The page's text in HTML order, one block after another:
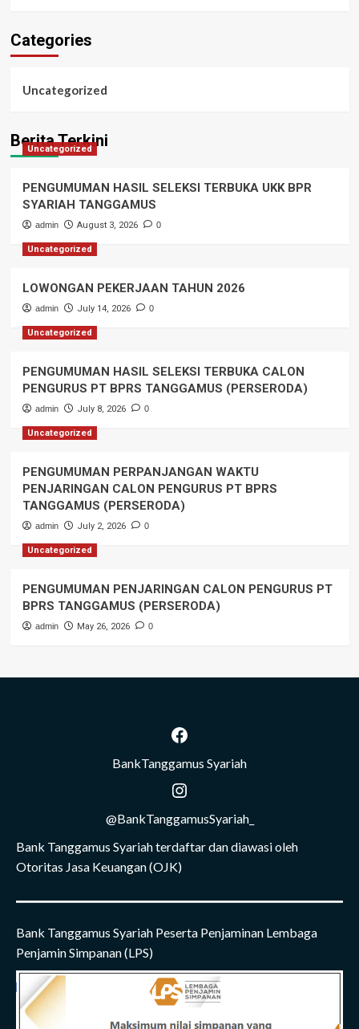
Categories
Uncategorized
Berita Terkini
Uncategorized
PENGUMUMAN HASIL SELEKSI TERBUKA UKK BPR
SYARIAH TANGGAMUS
admin August 3, 2026 0
Uncategorized
LOWONGAN PEKERJAAN TAHUN 2026
admin July 14, 2026 0
Uncategorized
PENGUMUMAN HASIL SELEKSI TERBUKA CALON
PENGURUS PT BPRS TANGGAMUS (PERSERODA)
admin July 8, 2026 0
Uncategorized
PENGUMUMAN PERPANJANGAN WAKTU
PENJARINGAN CALON PENGURUS PT BPRS
TANGGAMUS (PERSERODA)
admin July 2, 2026 0
Uncategorized
PENGUMUMAN PENJARINGAN CALON PENGURUS PT
BPRS TANGGAMUS (PERSERODA)
admin May 26, 2026 0
Facebook
BankTanggamus Syariah
Instagram
@BankTanggamusSyariah_
Bank Tanggamus Syariah terdaftar dan diawasi oleh
Otoritas Jasa Keuangan (OJK)
Bank Tanggamus Syariah Peserta Penjaminan Lembaga
Penjamin Simpanan (LPS)